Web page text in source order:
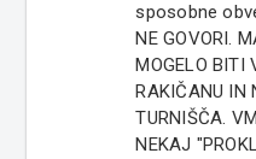
sposobne
NE GOVORI.
MOGELO BITI
RAKIČANU IN
TURNIŠČA.
NEKAJ